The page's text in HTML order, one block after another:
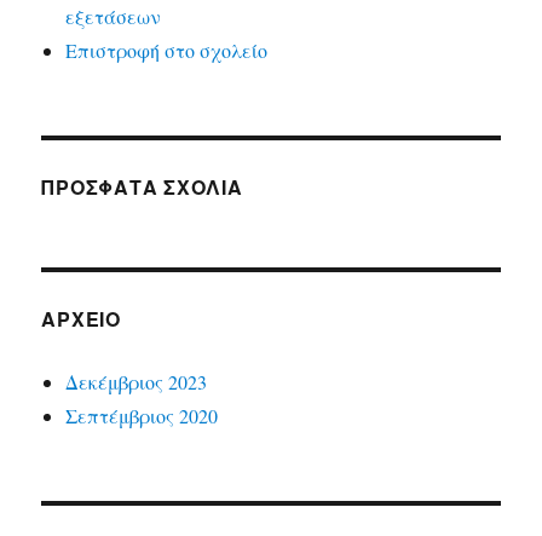
εξετάσεων
Επιστροφή στο σχολείο
ΠΡΟΣΦΑΤΑ ΣΧΟΛΙΑ
ΑΡΧΕΙΟ
Δεκέμβριος 2023
Σεπτέμβριος 2020